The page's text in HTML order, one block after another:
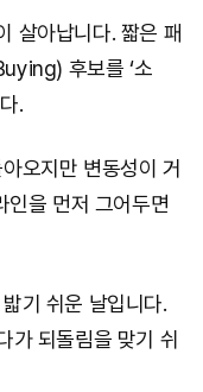
살아납니다. 짧은 패
후보를 ‘소
.
오지만 변동성이 거
인을 먼저 그어두면
기 쉬운 날입니다.
가 되돌림을 맞기 쉬